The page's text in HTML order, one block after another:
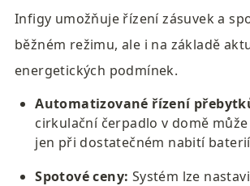
Infigy umožňuje řízení zásuvek a
běžném režimu, ale i na základě
energetických podmínek.
Automatizované řízení
cirkulační čerpadlo v domě
jen při dostatečném nabití
Spotové ceny: Systém lze